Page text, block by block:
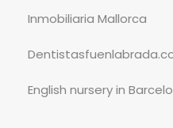
Inmobiliaria Mallorca
English nursery in